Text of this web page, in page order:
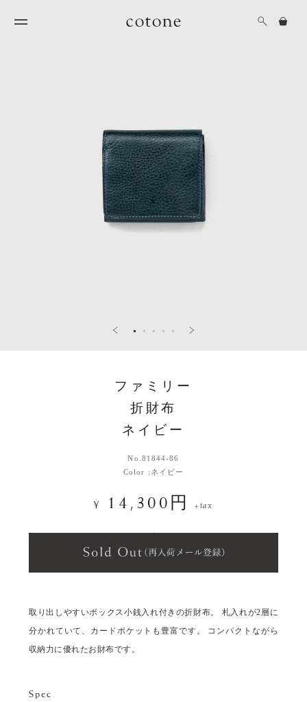
ファミリー
折財布
ネイビー
No. 81844-86
Color : ネイビー
¥ 14,300円 +tax
取り出しやすいボックス小銭入れ付きの折財布。 札入れが2層に
分かれていて、カードポケットも豊富です。 コンパクトながら
収納力に優れたお財布です。
Spec